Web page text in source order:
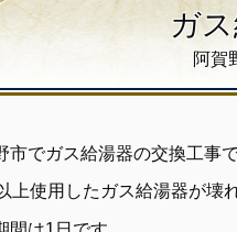
ガ
阿
市でガス給湯器の交換工事で
上使用したガス給湯器が壊